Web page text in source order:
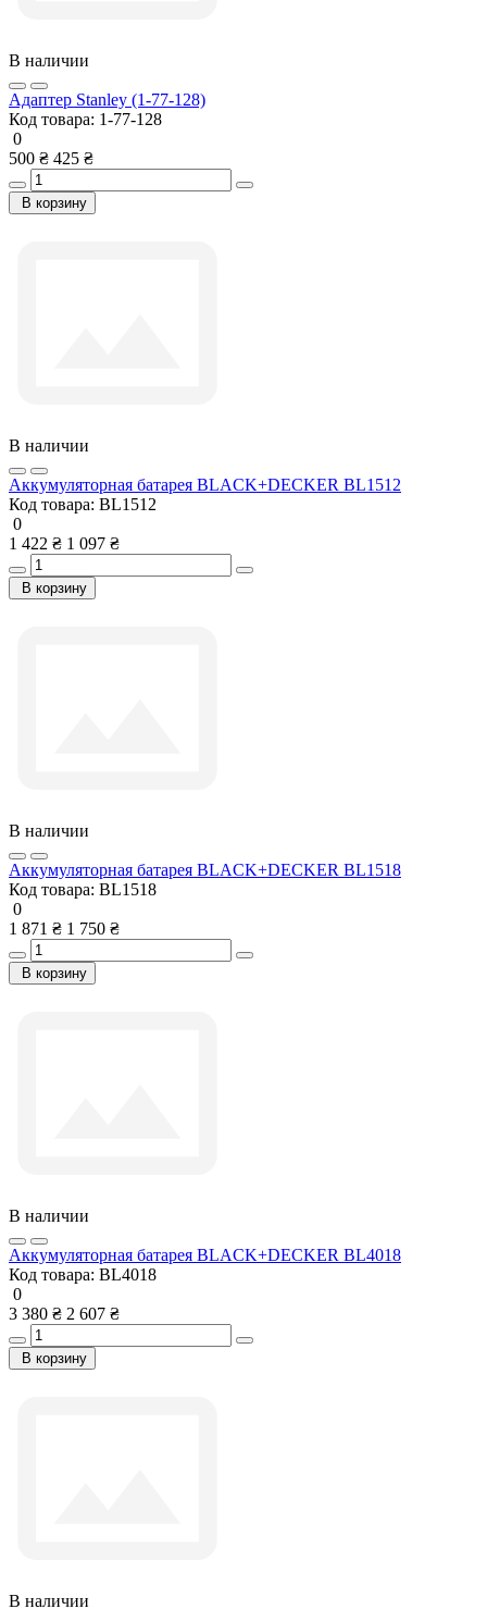
В наличии
Адаптер Stanley (1-77-128)
Код товара: 1-77-128
0
500 ₴ 425 ₴
В корзину
В наличии
Аккумуляторная батарея BLACK+DECKER BL1512
Код товара: BL1512
0
1 422 ₴ 1 097 ₴
В корзину
В наличии
Аккумуляторная батарея BLACK+DECKER BL1518
Код товара: BL1518
0
1 871 ₴ 1 750 ₴
В корзину
В наличии
Аккумуляторная батарея BLACK+DECKER BL4018
Код товара: BL4018
0
3 380 ₴ 2 607 ₴
В корзину
В наличии